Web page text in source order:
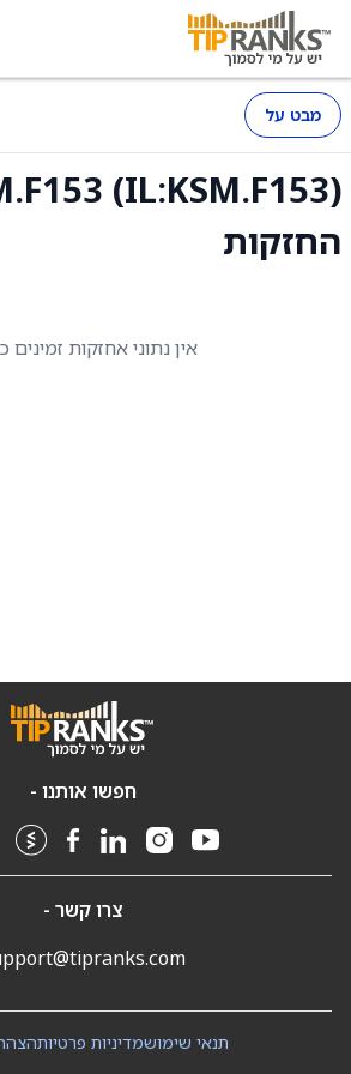
מבט על
החזקות
אין נתוני אחזקות זמינים
חפשו אותנו -
צרו קשר -
מדיניות פרטיותתנאי שימוש